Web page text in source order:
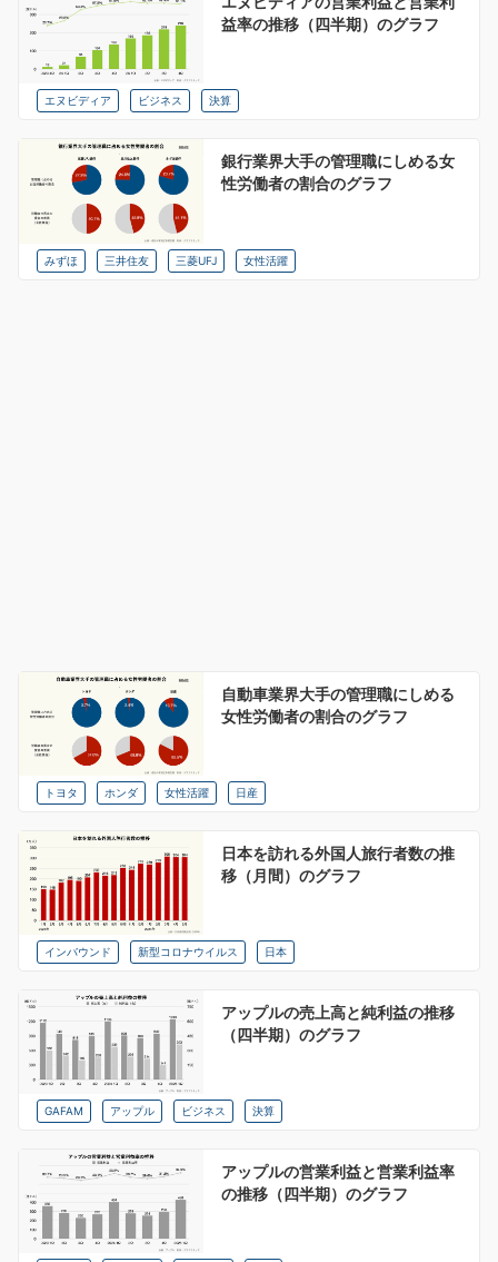
益率の推移（四半期）のグラフ
エヌビディア ビジネス 決算
銀行業界大手の管理職にしめる女
性労働者の割合のグラフ
みずほ 三井住友 三菱UFJ 女性活躍
自動車業界大手の管理職にしめる
女性労働者の割合のグラフ
トヨタ ホンダ 女性活躍 日産
日本を訪れる外国人旅行者数の推
移（月間）のグラフ
インバウンド 新型コロナウイルス 日本
アップルの売上高と純利益の推移
（四半期）のグラフ
GAFAM アップル ビジネス 決算
アップルの営業利益と営業利益率
の推移（四半期）のグラフ